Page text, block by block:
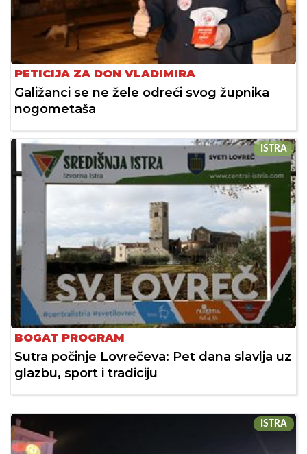
PETICIJA ZA DON VLADIMIRA
Galižanci se ne žele odreći svog župnika
nogometaša
ISTRA
BOGAT PROGRAM
Sutra počinje Lovrečeva: Pet dana slavlja uz
glazbu, sport i tradiciju
ISTRA